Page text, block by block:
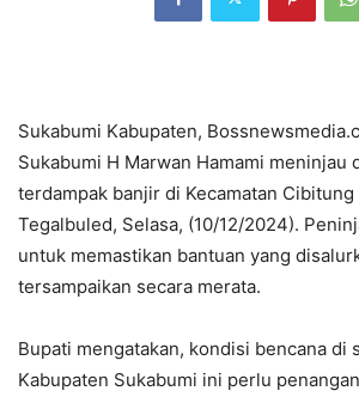
Sukabumi Kabupaten,
Sukabumi H Marwan Hamami meninjau
terdampak banjir di Kecamatan Cibitung
Tegalbuled, Selasa, (10/12/2024).
untuk memastikan bantuan yang
tersampaikan secara merata.
Bupati mengatakan, kondisi bencana di
Kabupaten Sukabumi ini perlu